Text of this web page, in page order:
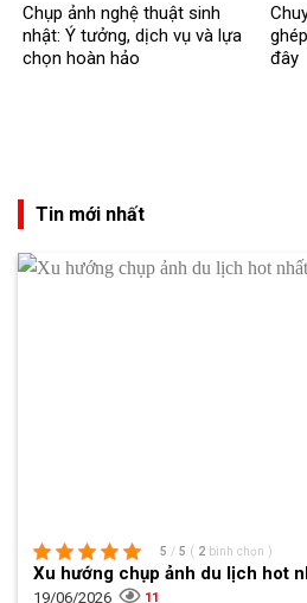
Chụp ảnh nghệ thuật sinh
nhật: Ý tưởng, dịch vụ và lựa
chọn hoàn hảo
đây
Tin mới nhất
5 / 5 ( 2 bình chọn )
Xu hướng chụp ảnh du lịch hot
19/06/2026 11